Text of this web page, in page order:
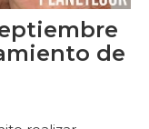
de